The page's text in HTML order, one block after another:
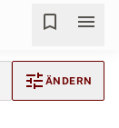
bookmark menu
tune ÄNDERN